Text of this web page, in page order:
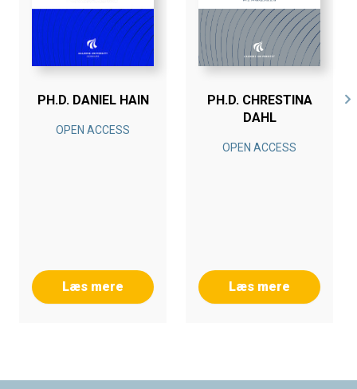
PH.D. DANIEL HAIN
OPEN ACCESS
Læs mere
PH.D. CHRESTINA
DAHL
OPEN ACCESS
Læs mere